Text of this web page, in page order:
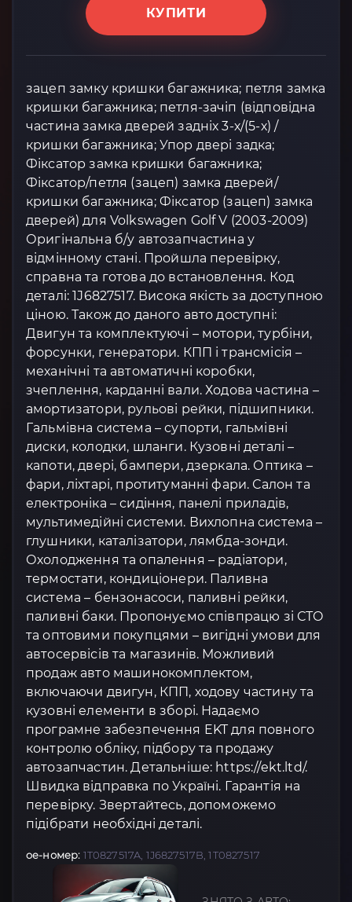
КУПИТИ
зацеп замку кришки багажника; петля замка
кришки багажника; петля-зачіп (відповідна
частина замка дверей задніх 3-х/(5-х) /
кришки багажника; Упор двері задка;
Фіксатор замка кришки багажника;
Фіксатор/петля (зацеп) замка дверей/
кришки багажника; Фіксатор (зацеп) замка
дверей) для Volkswagen Golf V (2003-2009)
Оригінальна б/у автозапчастина у
відмінному стані. Пройшла перевірку,
справна та готова до встановлення. Код
деталі: 1J6827517. Висока якість за доступною
ціною. Також до даного авто доступні:
Двигун та комплектуючі – мотори, турбіни,
форсунки, генератори. КПП і трансмісія –
механічні та автоматичні коробки,
зчеплення, карданні вали. Ходова частина –
амортизатори, рульові рейки, підшипники.
Гальмівна система – супорти, гальмівні
диски, колодки, шланги. Кузовні деталі –
капоти, двері, бампери, дзеркала. Оптика –
фари, ліхтарі, протитуманні фари. Салон та
електроніка – сидіння, панелі приладів,
мультимедійні системи. Вихлопна система –
глушники, каталізатори, лямбда-зонди.
Охолодження та опалення – радіатори,
термостати, кондиціонери. Паливна
система – бензонасоси, паливні рейки,
паливні баки. Пропонуємо співпрацю зі СТО
та оптовими покупцями – вигідні умови для
автосервісів та магазинів. Можливий
продаж авто машинокомплектом,
включаючи двигун, КПП, ходову частину та
кузовні елементи в зборі. Надаємо
програмне забезпечення EKT для повного
контролю обліку, підбору та продажу
автозапчастин. Детальніше: https://ekt.ltd/.
Швидка відправка по Україні. Гарантія на
перевірку. Звертайтесь, допоможемо
підібрати необхідні деталі.
oe-номер: 1T0827517A, 1J6827517B, 1T0827517